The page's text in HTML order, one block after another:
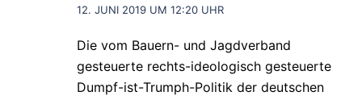
12. JUNI 2019 UM 12:20 UHR
Die vom Bauern- und Jagdverband
gesteuerte rechts-ideologisch gesteuerte
Dumpf-ist-Trumph-Politik der deutschen